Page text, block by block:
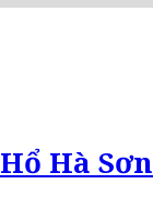
Hà Sơn